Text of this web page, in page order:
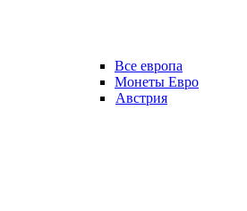
Все европа
Монеты Евро
Австрия